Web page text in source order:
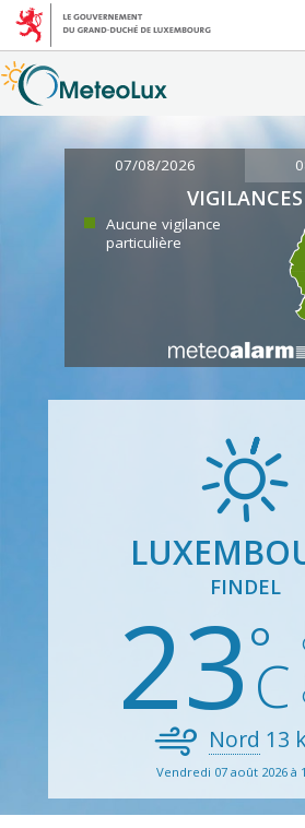
07/08/2026
VIGILANCES
Aucune vigilance
particulière
FINDEL
23
Nord 13
Vendredi 07 août 2026 à